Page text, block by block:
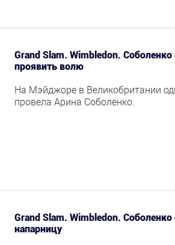
Grand Slam. Wimbledon.
проявить волю
На Мэйджоре в Великобритании
провела Арина Соболенко.
Grand Slam. Wimbledon. Соболенко
напарницу